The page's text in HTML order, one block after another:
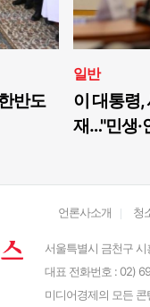
반도
일반
이 대통령,
재…"민생·
언론사소개 청
서울특별시 금천구
대표 전화번호 : 02)
미디어경제의 모든